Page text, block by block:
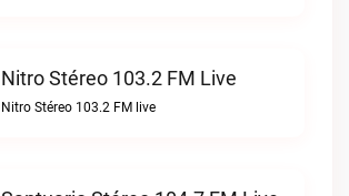
Nitro Stéreo 103.2 FM Live
Nitro Stéreo 103.2 FM live